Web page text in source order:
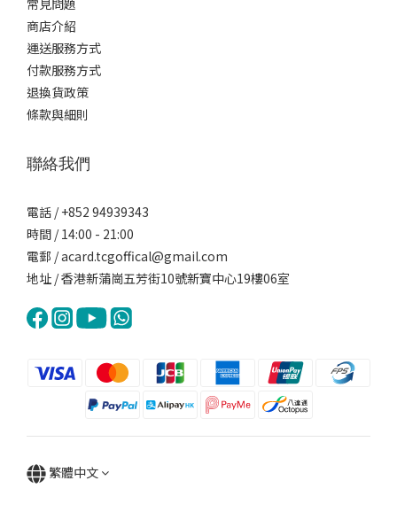
常見問題
商店介紹
運送服務方式
付款服務方式
退換貨政策
條款與細則
聯絡我們
電話 / +852 94939343
時間 / 14:00 - 21:00
電郵 / acard.tcgoffical@gmail.com
地址 / 香港新蒲崗五芳街10號新寶中心19樓06室
繁體中文